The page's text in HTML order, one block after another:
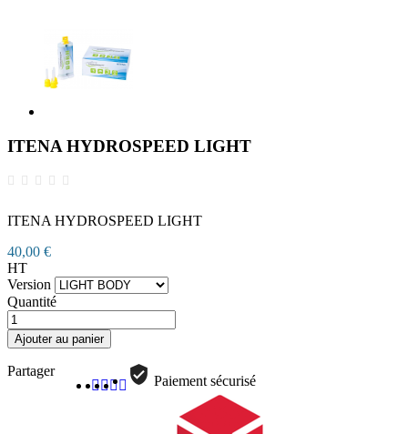
ITENA HYDROSPEED LIGHT
ITENA HYDROSPEED LIGHT
40,00 €
HT
Version
Quantité
Ajouter au panier
Partager
Paiement sécurisé